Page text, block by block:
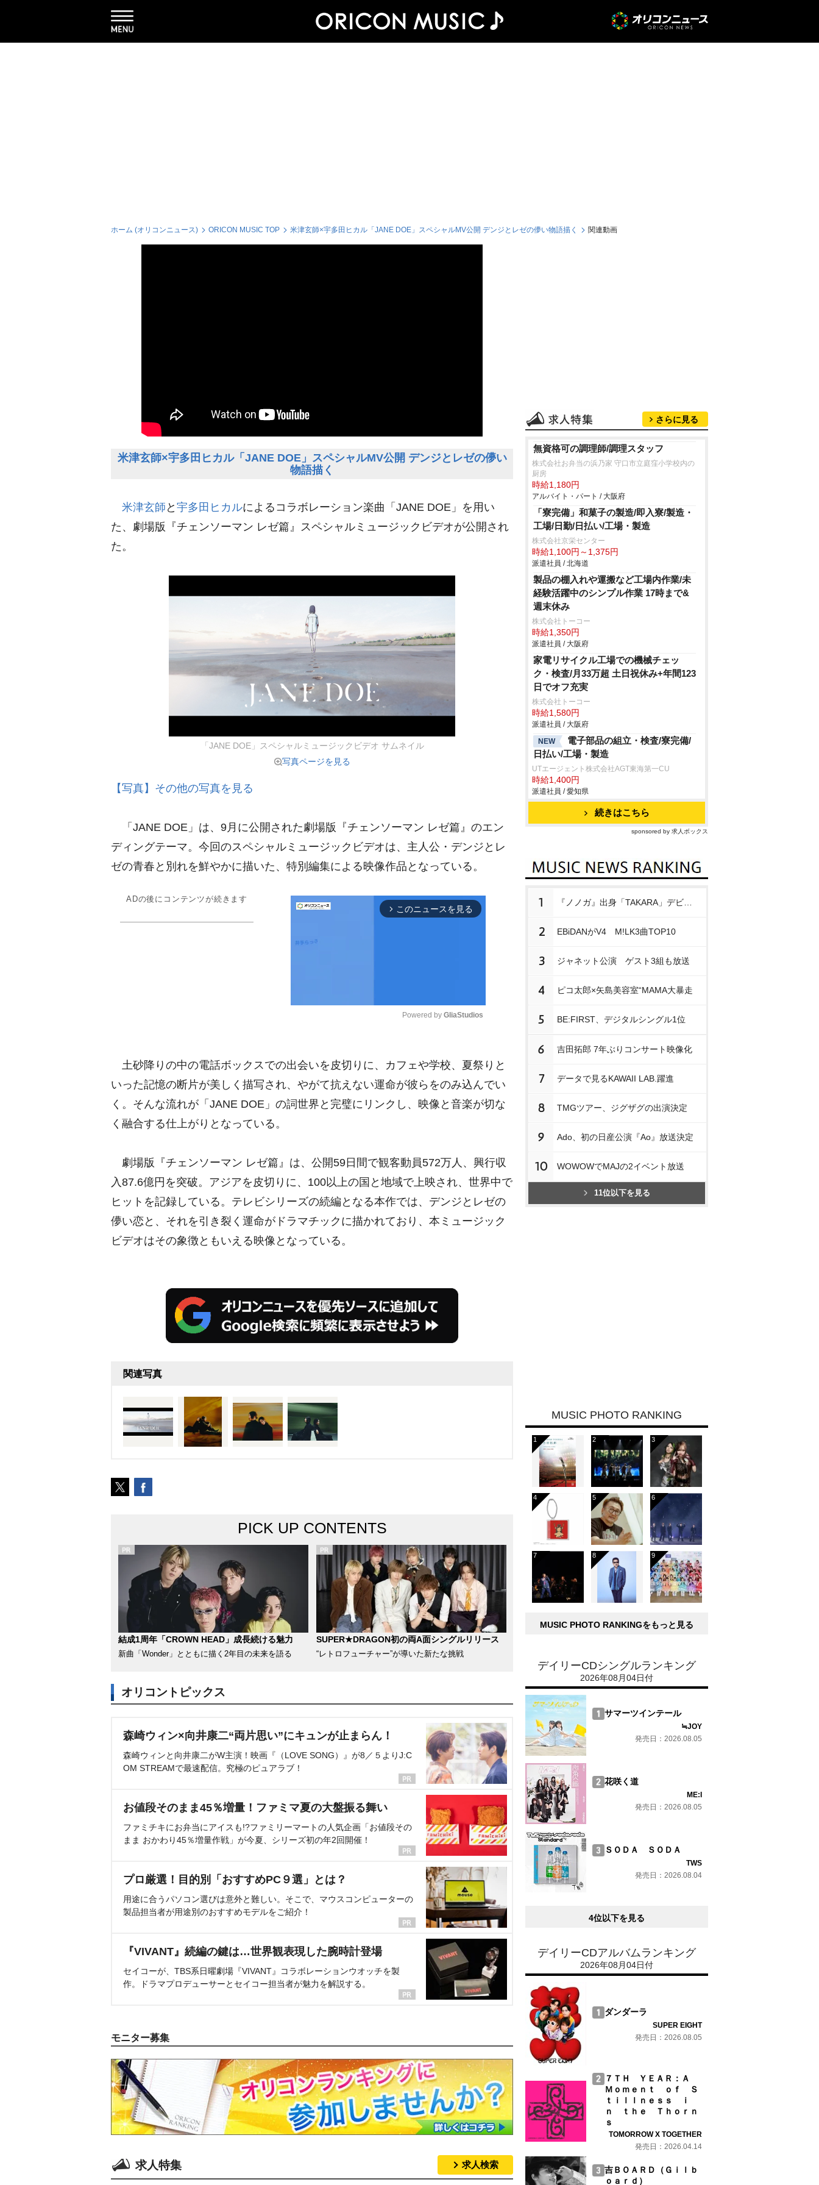
ホーム (オリコンニュース) ORICON MUSIC TOP 米津玄師×宇多田ヒカル「JANE DOE」スペシャルMV公開 デンジとレゼの儚い物語描く 関連動画
米津玄師×宇多田ヒカル「JANE DOE」スペシャルMV公開 デンジとレゼの儚い
物語描く
米津玄師 と 宇多田ヒカルによるコラボレーション楽曲「JANE DOE」を用い
た、劇場版『チェンソーマン レゼ篇』スペシャルミュージックビデオが公開され
た。
「JANE DOE」スペシャルミュージックビデオ サムネイル
写真ページを見る
【写真】その他の写真を見る
「JANE DOE」は、9月に公開された劇場版『チェンソーマン レゼ篇』のエン
ディングテーマ。今回のスペシャルミュージックビデオは、主人公・デンジとレ
ゼの青春と別れを鮮やかに描いた、特別編集による映像作品となっている。
ADの後にコンテンツが続きます
arrow_forward_ios このニュースを見る
u
t
e
Powered by GliaStudios
土砂降りの中の電話ボックスでの出会いを皮切りに、カフェや学校、夏祭りと
いった記憶の断片が美しく描写され、やがて抗えない運命が彼らをのみ込んでい
く。そんな流れが「JANE DOE」の詞世界と完璧にリンクし、映像と音楽が切な
く融合する仕上がりとなっている。
劇場版『チェンソーマン レゼ篇』は、公開59日間で観客動員572万人、興行収
入87.6億円を突破。アジアを皮切りに、100以上の国と地域で上映され、世界中で
ヒットを記録している。テレビシリーズの続編となる本作では、デンジとレゼの
儚い恋と、それを引き裂く運命がドラマチックに描かれており、本ミュージック
ビデオはその象徴ともいえる映像となっている。
関連写真
PICK UP CONTENTS
結成1周年「CROWN HEAD」成長続ける魅力
新曲「Wonder」とともに描く2年目の未来を語る
SUPER★DRAGON初の両A面シングルリリース
“レトロフューチャー”が導いた新たな挑戦
オリコントピックス
森崎ウィン×向井康二“両片思い”にキュンが止まらん！
森崎ウィンと向井康二がW主演！映画『（LOVE SONG）』が8／５よりJ:C
OM STREAMで最速配信。究極のピュアラブ！
お値段そのまま45％増量！ファミマ夏の大盤振る舞い
ファミチキにお弁当にアイスも!?ファミリーマートの人気企画「お値段その
まま おかわり45％増量作戦」が今夏、シリーズ初の年2回開催！
プロ厳選！目的別「おすすめPC９選」とは？
用途に合うパソコン選びは意外と難しい。そこで、マウスコンピューターの
製品担当者が用途別のおすすめモデルをご紹介！
『VIVANT』続編の鍵は…世界観表現した腕時計登場
セイコーが、TBS系日曜劇場『VIVANT』コラボレーションウオッチを製
作。ドラマプロデューサーとセイコー担当者が魅力を解説する。
モニター募集
求人特集 求人検索
さらに見る
無資格可の調理師/調理スタッフ
株式会社お弁当の浜乃家 守口市立庭窪小学校内の
厨房
時給1,180円
アルバイト・パート / 大阪府
「寮完備」和菓子の製造/即入寮/製造・
工場/日勤/日払い/工場・製造
株式会社京栄センター
時給1,100円～1,375円
派遣社員 / 北海道
製品の棚入れや運搬など工場内作業/未
経験活躍中のシンプル作業 17時まで&
週末休み
株式会社トーコー
時給1,350円
派遣社員 / 大阪府
家電リサイクル工場での機械チェッ
ク・検査/月33万超 土日祝休み+年間123
日でオフ充実
株式会社トーコー
時給1,580円
派遣社員 / 大阪府
NEW
電子部品の組立・検査/寮完備/
日払い/工場・製造
UTエージェント株式会社AGT東海第一CU
時給1,400円
派遣社員 / 愛知県
続きはこちら
sponsored by 求人ボックス
1
2 EBiDANがV4 M!LK3曲TOP10
3 ジャネット公演 ゲスト3組も放送
4 ピコ太郎×矢島美容室“MAMA大暴走
5 BE:FIRST、デジタルシングル1位
6 吉田拓郎 7年ぶりコンサート映像化
7 データで見るKAWAII LAB.躍進
8 TMGツアー、ジグザグの出演決定
9 Ado、初の日産公演『Ao』放送決定
10 WOWOWでMAJの2イベント放送
11位以下を見る
MUSIC PHOTO RANKING
MUSIC PHOTO RANKINGをもっと見る
デイリーCDシングルランキング
2026年08月04日付
サマーツインテール
≒JOY
発売日：2026.08.05
花咲く道
ME:I
発売日：2026.08.05
ＳＯＤＡ ＳＯＤＡ
TWS
発売日：2026.08.04
4位以下を見る
デイリーCDアルバムランキング
2026年08月04日付
ダンダーラ
SUPER EIGHT
発売日：2026.08.05
７ＴＨ ＹＥＡＲ：Ａ
Ｍｏｍｅｎｔ ｏｆ Ｓ
ｔｉｌｌｎｅｓｓ ｉ
ｎ ｔｈｅ Ｔｈｏｒｎ
ｓ
TOMORROW X TOGETHER
発売日：2026.04.14
吉ＢＯＡＲＤ（Ｇｉｌｂ
ｏａｒｄ）